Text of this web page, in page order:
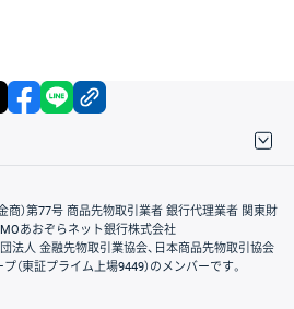
X facebook
商）第77号 商品先物取引業者 銀行代理業者 関東財
あおぞらネット銀行株式会社
法人 金融先物取引業協会、日本商品先物取引協会
（東証プライム上場9449）のメンバーです。